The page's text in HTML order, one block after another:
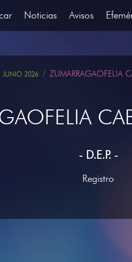
Noticias Avisos
JUNIO 2026 ZUMARRAGAOFELIA
- D.E.P. -
Registro